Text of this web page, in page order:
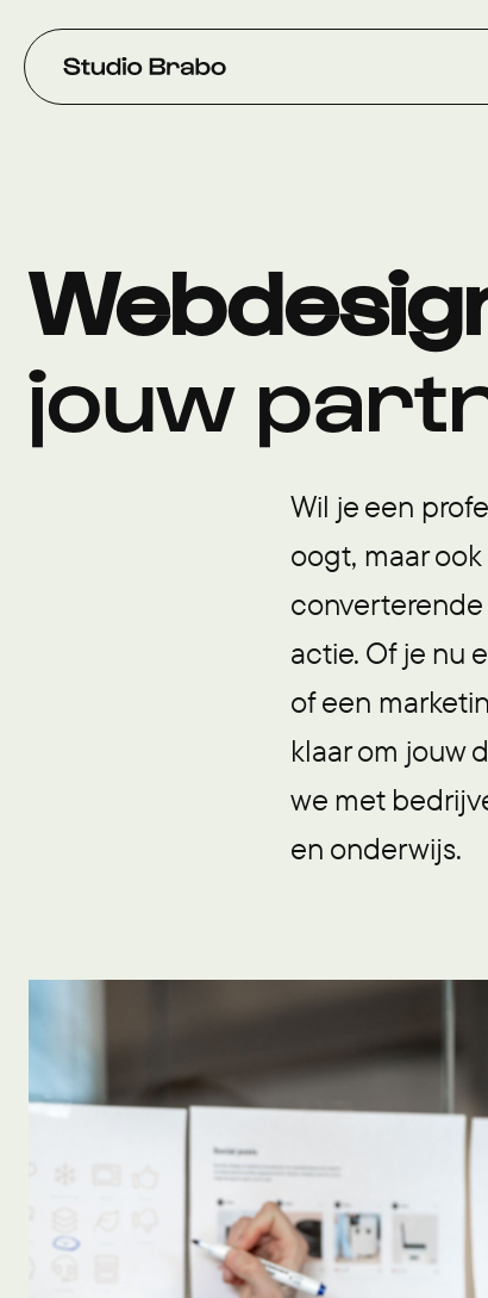
Verder naar navigatie
Ga naar hoofdinhoud
Footer
jouw
Wil je een
oogt, maar
converterende
actie. Of je nu
of een
klaar om jouw
we met
en onderwijs.